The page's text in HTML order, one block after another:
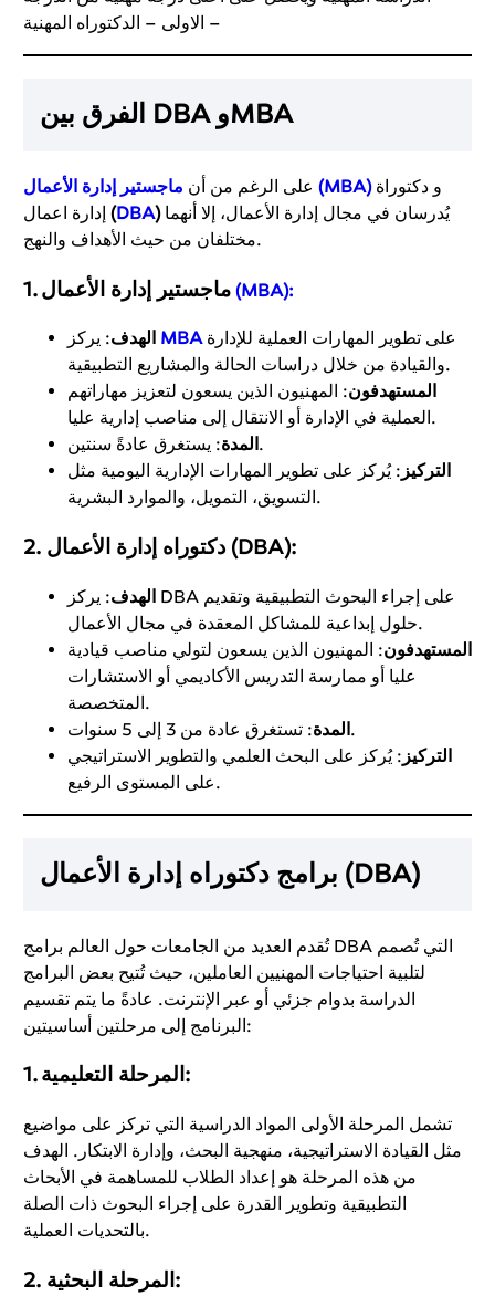
الاولى – الدكتوراه المهنية –
الفرق بين DBA وMBA
على الرغم من أن ماجستير إدارة الأعمال (MBA)و دكتوراة
إدارة اعمال (DBA)يُدرسان في مجال إدارة الأعمال، إلا أنهما
مختلفان من حيث الأهداف والنهج.
1.ماجستير إدارة الأعمال (MBA):
الهدف MBA على تطوير المهارات العملية للإدارة
والقيادة من خلال دراسات الحالة والمشاريع التطبيقية.
المستهدفون: المهنيون الذين يسعون لتعزيز مهاراتهم
العملية في الإدارة أو الانتقال إلى مناصب إدارية عليا.
المدة : يستغرق عادةً سنتين.
التركيز : يُركز على تطوير المهارات الإدارية اليومية مثل
التسويق، التمويل، والموارد البشرية.
2. دكتوراه إدارة الأعمال (DBA):
الهدف: يركز DBA على إجراء البحوث التطبيقية وتقديم
حلول إبداعية للمشاكل المعقدة في مجال الأعمال.
المستهدفون: المهنيون الذين يسعون لتولي مناصب قيادية
عليا أو ممارسة التدريس الأكاديمي أو الاستشارات
المتخصصة.
المدة: تستغرق عادة من 3 إلى 5 سنوات.
التركيز : يُركز على البحث العلمي والتطوير الاستراتيجي
على المستوى الرفيع.
برامج دكتوراه إدارة الأعمال (DBA)
تُقدم العديد من الجامعات حول العالم برامج DBA التي تُصمم
لتلبية احتياجات المهنيين العاملين، حيث تُتيح بعض البرامج
الدراسة بدوام جزئي أو عبر الإنترنت. عادةً ما يتم تقسيم
البرنامج إلى مرحلتين أساسيتين:
1.المرحلة التعليمية :
تشمل المرحلة الأولى المواد الدراسية التي تركز على مواضيع
مثل القيادة الاستراتيجية، منهجية البحث، وإدارة الابتكار. الهدف
من هذه المرحلة هو إعداد الطلاب للمساهمة في الأبحاث
التطبيقية وتطوير القدرة على إجراء البحوث ذات الصلة
بالتحديات العملية.
2. المرحلة البحثية :